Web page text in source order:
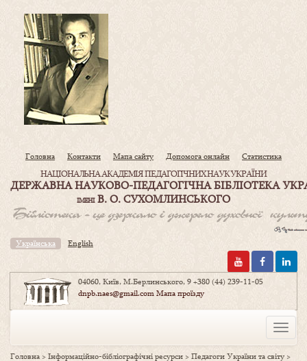
Головна Контакти Мапа сайту Допомога онлайн Статистика
НАЦІОНАЛЬНА АКАДЕМІЯ ПЕДАГОГІЧНИХ НАУК УКРАЇНИ
ДЕРЖАВНА НАУКОВО-ПЕДАГОГІЧНА БІБЛІОТЕКА
ІМЕНІВ. О. СУХОМЛИНСЬКОГО
Українська English
04060, Київ, М.Берлинського, 9+380 (44) 239-11-05
dnpb.naes@gmail.comМапа проїзду
Toggle
Головна >Інформаційно-бібліографічні ресурси >Педагоги України та світу>